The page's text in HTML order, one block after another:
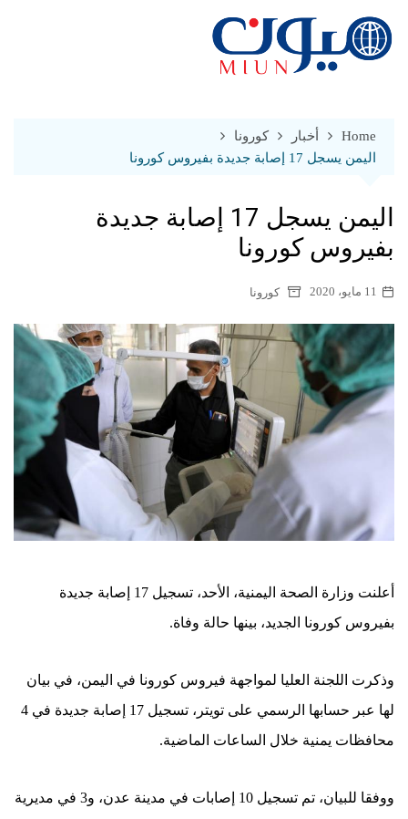
content
Home أخبار
كورونا
اليمن يسجل 17 إصابة جديدة بفيروس كورونا
اليمن يسجل 17 إصابة جديدة
بفيروس كورونا
11 مايو، 2020 كورونا
أعلنت وزارة الصحة اليمنية، الأحد، تسجيل 17 إصابة جديدة
بفيروس كورونا الجديد، بينها حالة وفاة.
وذكرت اللجنة العليا لمواجهة فيروس كورونا في اليمن، في بيان
لها عبر حسابها الرسمي على تويتر، تسجيل 17 إصابة جديدة في 4
محافظات يمنية خلال الساعات الماضية.
ووفقا للبيان، تم تسجيل 10 إصابات في مدينة عدن، و3 في مديرية